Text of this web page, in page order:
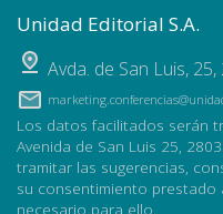
Unidad Editorial S.A.
Avda. de San Luis, 25,
Los datos facilitados serán
Avenida de San Luis 25,
tramitar las sugerencias,
su consentimiento prestado
necesario para ello.